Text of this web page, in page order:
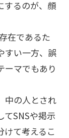
するのが、顔
在であるた
すい一方、誤
ーマでもあり
中の人とされ
てSNSや掲示
けて考えるこ